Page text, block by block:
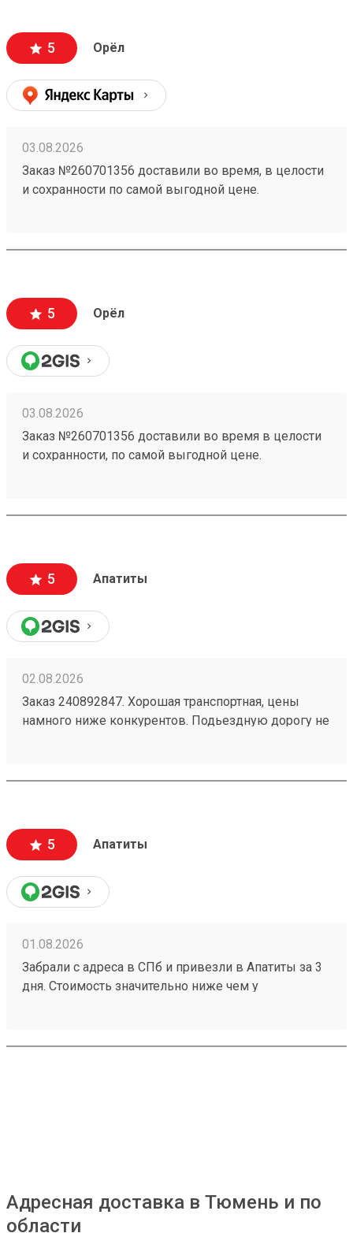
5 Орёл
03.08.2026
Заказ №260701356 доставили во время, в целости
и сохранности по самой выгодной цене.
5 Орёл
03.08.2026
Заказ №260701356 доставили во время в целости
и сохранности, по самой выгодной цене.
5 Апатиты
02.08.2026
Заказ 240892847. Хорошая транспортная, цены
намного ниже конкурентов. Подьездную дорогу не
подскажут как лучше упаковать. Заказы
5 Апатиты
01.08.2026
Забрали с адреса в СПб и привезли в Апатиты за 3
дня. Стоимость значительно ниже чем у
компанией! Номер заказа 260691900.
Адресная доставка в Тюмень и по
области